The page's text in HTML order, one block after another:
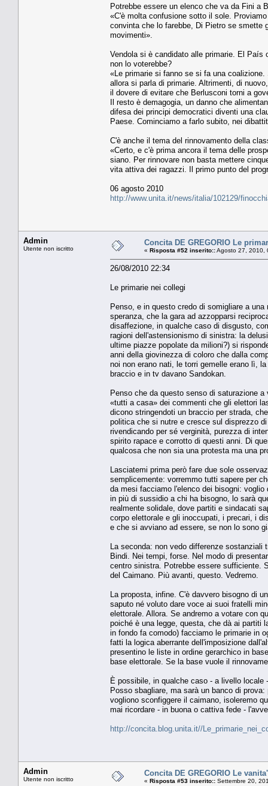
Potrebbe essere un elenco che va da Fini a
«C'è molta confusione sotto il sole.
convinta che lo farebbe, Di Pietro se smette
movimenti».
Vendola si è candidato alle primarie. El País
non lo voterebbe?
«Le primarie si fanno se si fa una
allora si parla di primarie. Altrimenti, di
il dovere di evitare che Berlusconi torni a
Il resto è demagogia, un danno che
difesa dei principi democratici diventi una
Paese. Cominciamo a farlo subito, nei
C'è anche il tema del rinnovamento della
«Certo, e c'è prima ancora il tema delle
siano. Per rinnovare non basta mettere
vita attiva dei ragazzi. Il primo punto del
06 agosto 2010
http://www.unita.it/news/italia/102129/
Admin
Utente non iscritto
Concita DE GREGORIO Le
« Risposta #52 inserito::Agosto 27, 2010,
26/08/2010 22:34
Le primarie nei collegi
Penso, e in questo credo di somigliare a
speranza, che la gara ad azzopparsi
disaffezione, in qualche caso di disgusto,
ragioni dell'astensionismo di sinistra: la
ultime piazze popolate da milioni?) si
anni della giovinezza di coloro che dalla
noi non erano nati, le torri gemelle erano lì,
braccio e in tv davano Sandokan.
Penso che da questo senso di saturazione
«tutti a casa» dei commenti che gli elettori
dicono stringendoti un braccio per strada,
politica che si nutre e cresce sul disprezzo
rivendicando per sé verginità, purezza di
spirito rapace e corrotto di questi anni. Di
qualcosa che non sia una protesta ma una
Lasciatemi prima però fare due sole
semplicemente: vorremmo tutti sapere per
da mesi facciamo l'elenco dei bisogni:
in più di sussidio a chi ha bisogno, lo sarà
realmente solidale, dove partiti e sindacati
corpo elettorale e gli inoccupati, i precari, i
e che si avviano ad essere, se non lo sono
La seconda: non vedo differenze sostanziali
Bindi. Nei tempi, forse. Nel modo di
centro sinistra. Potrebbe essere sufficiente.
del Caimano. Più avanti, questo. Vedremo.
La proposta, infine. C'è davvero bisogno di
saputo né voluto dare voce ai suoi fratelli
elettorale. Allora. Se andremo a votare con
poiché è una legge, questa, che dà ai partiti
in fondo fa comodo) facciamo le primarie in
fatti la logica aberrante dell'imposizione
presentino le liste in ordine gerarchico in
base elettorale. Se la base vuole il
È possibile, in qualche caso - a livello
Posso sbagliare, ma sarà un banco di
vogliono sconfiggere il caimano, isoleremo
mai ricordare - in buona o cattiva fede -
http://concita.blog.unita.it//
Admin
Utente non iscritto
Concita DE GREGORIO Le
« Risposta #53 inserito:: Settembre 20,